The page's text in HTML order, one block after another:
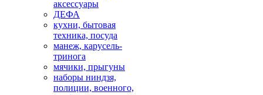
аксессуары
ДЕФА
кухни, бытовая
техника, посуда
манеж, карусель-
тринога
мячики, прыгуны
наборы ниндзя,
полиции, военного,